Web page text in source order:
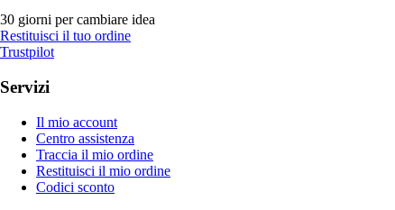
30 giorni per cambiare idea
Restituisci il tuo ordine
Trustpilot
Servizi
Il mio account
Centro assistenza
Traccia il mio ordine
Restituisci il mio ordine
Codici sconto